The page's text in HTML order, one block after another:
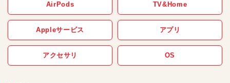
AirPods TV&Home
Appleサービス アプリ
アクセサリ OS